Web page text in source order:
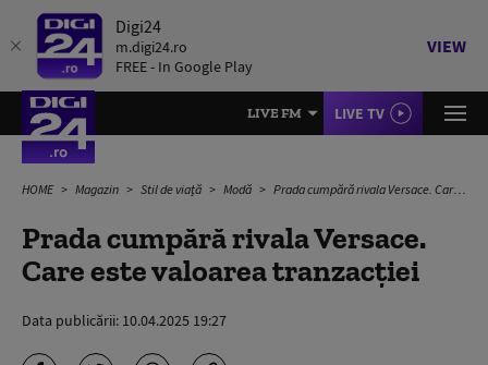
Digi24
m.digi24.ro
FREE - In Google Play
VIEW
LIVE FM LIVE TV
HOME Magazin Stil de viață Modă Prada cumpără rivala Versace. Care este valoarea tranzacției
Prada cumpără rivala Versace.
Care este valoarea tranzacției
Data publicării: 10.04.2025 19:27